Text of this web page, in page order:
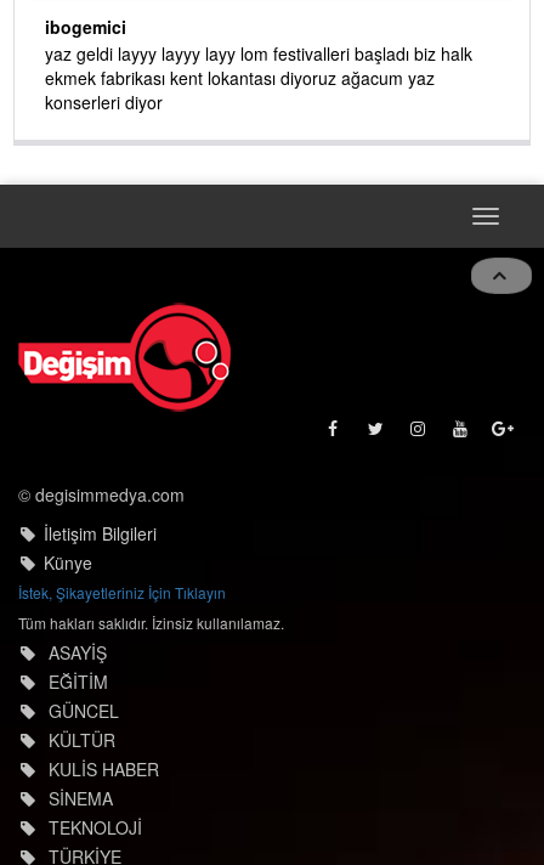
ibogemici
yaz geldi layyy layyy layy lom festivalleri başladı biz halk
ekmek fabrikası kent lokantası diyoruz ağacum yaz
konserleri diyor
Toggle
© degisimmedya.com
İletişim Bilgileri
Künye
İstek, Şikayetleriniz İçin Tıklayın
Tüm hakları saklıdır. İzinsiz kullanılamaz.
ASAYİŞ
EĞİTİM
GÜNCEL
KÜLTÜR
KULİS HABER
SİNEMA
TEKNOLOJİ
TÜRKİYE